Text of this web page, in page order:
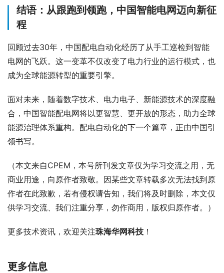
结语：从跟跑到领跑，中国智能电网迈向新征
程
回顾过去30年，中国配电自动化经历了从手工巡检到智能
电网的飞跃。这一变革不仅改变了电力行业的运行模式，也
成为全球能源转型的重要引擎。
面对未来，随着数字技术、电力电子、新能源技术的深度融
合，中国智能配电网将以更智慧、更开放的形态，助力全球
能源治理体系重构。配电自动化的下一个篇章，正由中国引
领书写。
（本文来自CPEM，本号所刊发文章仅为学习交流之用，无
商业用途，向原作者致敬。因某些文章转载多次无法找到原
作者在此致歉，若有侵权请告知，我们将及时删除，本文仅
供学习交流、我们注重分享，勿作商用，版权归原作者。）
更多技术资讯，欢迎关注珠海华网科技 ！
更多信息